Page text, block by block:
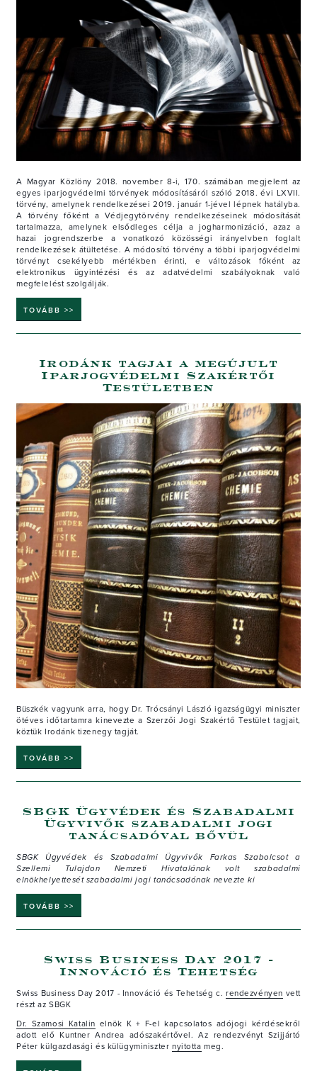
A Magyar Közlöny 2018. november 8-i, 170. számában megjelent az
egyes iparjogvédelmi törvények módosításáról szóló 2018. évi LXVII.
törvény, amelynek rendelkezései 2019. január 1-jével lépnek hatályba.
A törvény főként a Védjegytörvény rendelkezéseinek módosítását
tartalmazza, amelynek elsődleges célja a jogharmonizáció, azaz a
hazai jogrendszerbe a vonatkozó közösségi irányelvben foglalt
rendelkezések átültetése. A módosító törvény a többi iparjogvédelmi
törvényt csekélyebb mértékben érinti, e változások főként az
elektronikus ügyintézési és az adatvédelmi szabályoknak való
megfelelést szolgálják.
TOVÁBB >>
Irodánk tagjai a megújult
Iparjogvédelmi Szakértői
Testületben
Büszkék vagyunk arra, hogy Dr. Trócsányi László igazságügyi miniszter
ötéves időtartamra kinevezte a Szerzői Jogi Szakértő Testület tagjait,
köztük Irodánk tizenegy tagját.
TOVÁBB >>
SBGK Ügyvédek és Szabadalmi
Ügyvivők szabadalmi jogi
tanácsadóval bővül
SBGK Ügyvédek és Szabadalmi Ügyvivők Farkas Szabolcsot a
Szellemi Tulajdon Nemzeti Hivatalának volt szabadalmi
elnökhelyettesét szabadalmi jogi tanácsadónak nevezte ki
TOVÁBB >>
Swiss Business Day 2017 -
Innováció és Tehetség
Swiss Business Day 2017 - Innováció és Tehetség c. rendezvényen vett
részt az SBGK
Dr. Szamosi Katalin elnök K + F-el kapcsolatos adójogi kérdésekről
adott elő Kuntner Andrea adószakértővel. Az rendezvényt Szijjártó
Péter külgazdasági és külügyminiszter nyitotta meg.